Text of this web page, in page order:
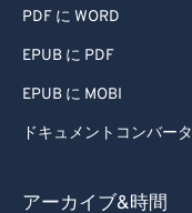
PDF に WORD
EPUB に PDF
EPUB に MOBI
ドキュメントコンバータ
アーカイブ&時間